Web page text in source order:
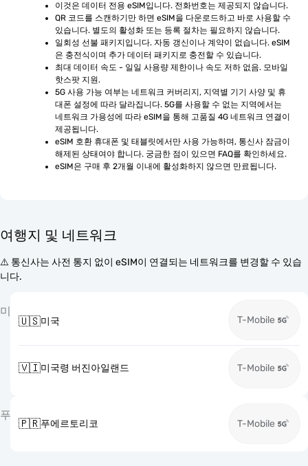
이것은 데이터 전용 eSIM입니다. 전화번호는 제공되지 않습니다.
QR 코드를 스캔하기만 하면 eSIM을 다운로드하고 바로 사용할 수
있습니다. 별도의 활성화 또는 등록 절차는 필요하지 않습니다.
일회성 선불 패키지입니다. 자동 갱신이나 계약이 없습니다. eSIM
은 충전식이며 추가 데이터 패키지로 충전할 수 있습니다.
최대 데이터 속도 - 일일 사용량 제한이나 속도 저하 없음. 모바일
핫스팟 지원.
5G 사용 가능 여부는 네트워크 커버리지, 지역별 기기 사양 및 휴
대폰 설정에 따라 달라집니다. 5G를 사용할 수 없는 지역에서는
네트워크 가용성에 따라 eSIM을 통해 고품질 4G 네트워크 연결이
제공됩니다.
eSIM 호환 휴대폰 및 태블릿에서만 사용 가능하며, 통신사 잠금이
해제된 상태여야 합니다. 궁금한 점이 있으면 FAQ를 확인하세요.
eSIM은 구매 후 2개월 이내에 활성화하지 않으면 만료됩니다.
여행지 및 네트워크
⚠️ 통신사는 사전 통지 없이 eSIM이 연결되는 네트워크를 변경할 수 있습
니다.
미
🇺🇸미국 T-Mobile
🇻🇮미국령 버진아일랜드 T-Mobile
푸
🇵🇷푸에르토리코 T-Mobile